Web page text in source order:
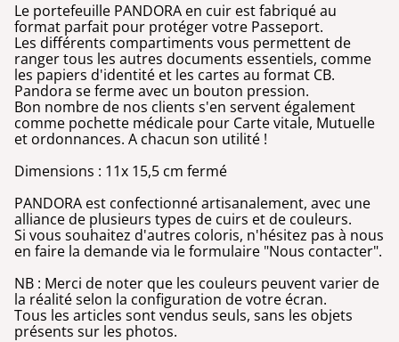
Le portefeuille PANDORA en cuir est fabriqué au
format parfait pour protéger votre Passeport.
Les différents compartiments vous permettent de
ranger tous les autres documents essentiels, comme
les papiers d'identité et les cartes au format CB.
Pandora se ferme avec un bouton pression.
Bon nombre de nos clients s'en servent également
comme pochette médicale pour Carte vitale, Mutuelle
et ordonnances. A chacun son utilité !
Dimensions : 11x 15,5 cm fermé
PANDORA est confectionné artisanalement, avec une
alliance de plusieurs types de cuirs et de couleurs.
Si vous souhaitez d'autres coloris, n'hésitez pas à nous
en faire la demande via le formulaire "Nous contacter".
NB : Merci de noter que les couleurs peuvent varier de
la réalité selon la configuration de votre écran.
Tous les articles sont vendus seuls, sans les objets
présents sur les photos.